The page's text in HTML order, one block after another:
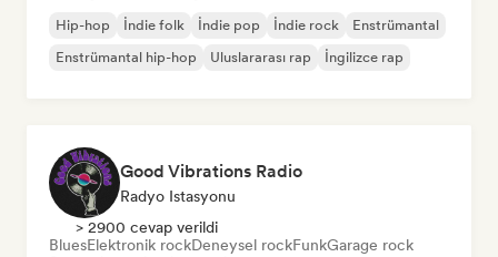
Hip-hop İndie folk İndie pop İndie rock
Enstrümantal
Enstrümantal hip-hop
Uluslararası rap İngilizce rap
Good Vibrations Radio
Radyo Istasyonu
> 2900 cevap verildi
BluesElektronik rockDeneysel rockFunkGarage rock